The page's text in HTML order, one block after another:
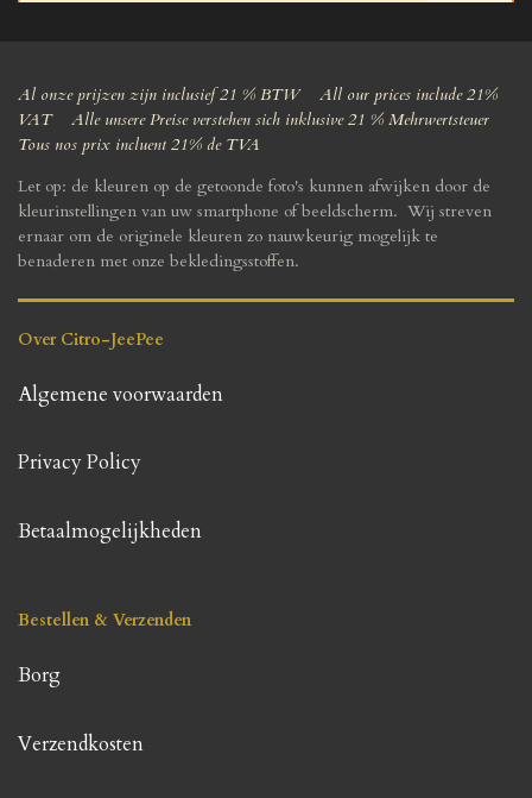
Al onze prijzen zijn inclusief 21 % BTW All our prices include 21%
VAT Alle unsere Preise verstehen sich inklusive 21 % Mehrwertsteuer
Tous nos prix incluent 21% de TVA
Let op: de kleuren op de getoonde foto's kunnen afwijken door de
kleurinstellingen van uw smartphone of beeldscherm. Wij streven
ernaar om de originele kleuren zo nauwkeurig mogelijk te
benaderen met onze bekledingsstoffen.
Over Citro-JeePee
Algemene voorwaarden
Privacy Policy
Betaalmogelijkheden
Bestellen & Verzenden
Borg
Verzendkosten